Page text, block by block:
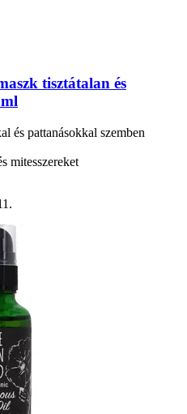
tisztátalan és
és pattanásokkal szemben
mitesszereket